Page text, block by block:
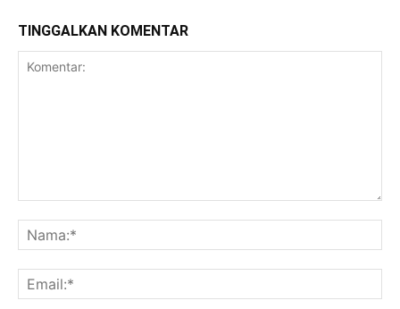
TINGGALKAN KOMENTAR